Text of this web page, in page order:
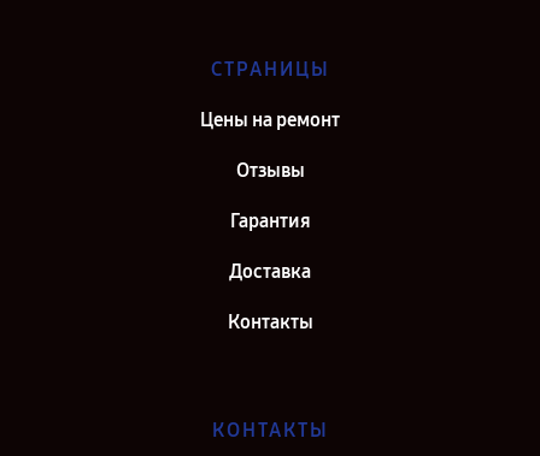
СТРАНИЦЫ
Цены на ремонт
Отзывы
Гарантия
Доставка
Контакты
КОНТАКТЫ